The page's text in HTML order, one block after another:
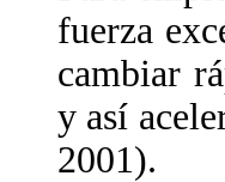
fuerza
cambiar
y así
2001).